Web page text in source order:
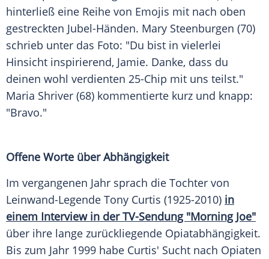
hinterließ eine Reihe von Emojis mit nach oben
gestreckten Jubel-Händen. Mary Steenburgen (70)
schrieb unter das Foto: "Du bist in vielerlei
Hinsicht inspirierend, Jamie. Danke, dass du
deinen wohl verdienten 25-Chip mit uns teilst."
Maria Shriver (68) kommentierte kurz und knapp:
"Bravo."
Offene Worte über Abhängigkeit
Im vergangenen Jahr sprach die Tochter von
Leinwand-Legende Tony Curtis (1925-2010) in
einem Interviewin der TV-Sendung "Morning Joe"
über ihre lange zurückliegende Opiatabhängigkeit.
Bis zum Jahr 1999 habe Curtis' Sucht nach Opiaten